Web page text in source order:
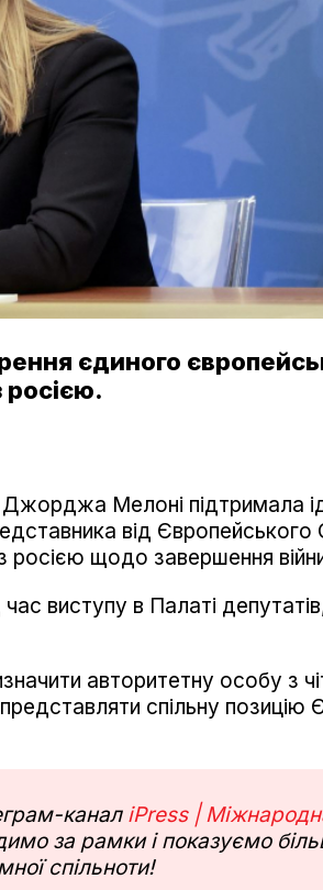
єдиного
росією.
Джорджа Мелоні підтримала
від
росією щодо завершення війни
виступу в Палаті
авторитетну особу з
спільну позицію
канал iPress |
за рамки і показуємо
спільноти!